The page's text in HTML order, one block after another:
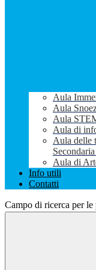
Aula
Aula
Aula
Aula di
Aula delle
Aula di
Info utili
Contatti
Campo di ricerca per le